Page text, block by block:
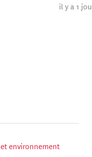
il y a 1
environnement